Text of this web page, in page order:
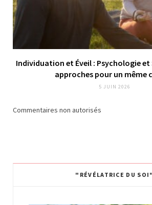
Individuation et Éveil : Psychologie
approches pour un même
5 JUIN 2026
Commentaires non autorisés
"RÉVÉLATRICE DU SOI"